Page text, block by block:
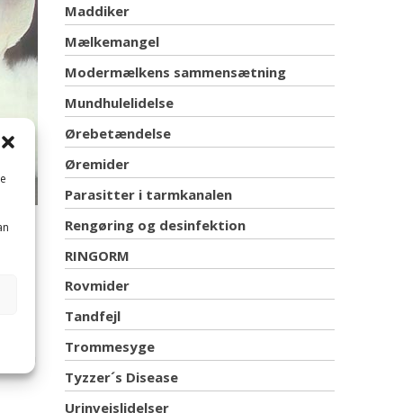
på
Maddiker
Mælkemangel
Modermælkens sammensætning
Mundhulelidelse
Ørebetændelse
Øremider
Parasitter i tarmkanalen
Rengøring og desinfektion
RINGORM
Rovmider
Tandfejl
Trommesyge
Tyzzer´s Disease
Urinvejslidelser